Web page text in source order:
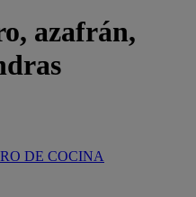
azafrán,
DE COCINA